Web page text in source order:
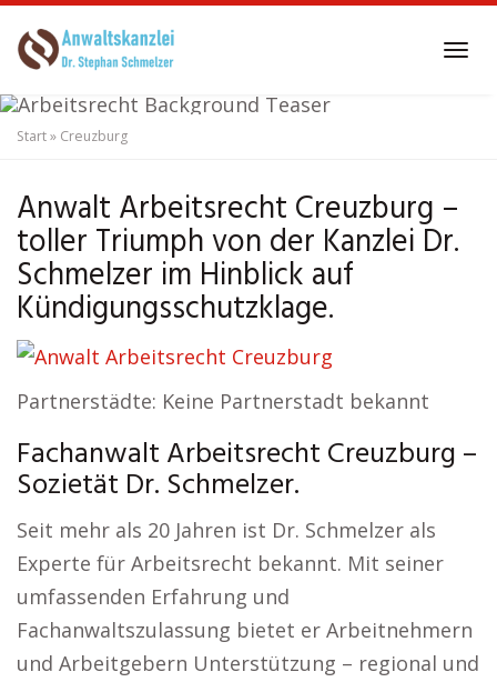
to
content
Start» Creuzburg
Anwalt Arbeitsrecht Creuzburg –
toller Triumph von der Kanzlei Dr.
Schmelzer im Hinblick auf
Kündigungsschutzklage.
Partnerstädte: Keine Partnerstadt bekannt
Fachanwalt Arbeitsrecht Creuzburg –
Sozietät Dr. Schmelzer.
Seit mehr als 20 Jahren ist Dr. Schmelzer als
Experte für Arbeitsrecht bekannt. Mit seiner
umfassenden Erfahrung und
Fachanwaltszulassung bietet er Arbeitnehmern
und Arbeitgebern Unterstützung – regional und